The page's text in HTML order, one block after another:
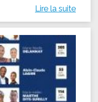
Lire la suite